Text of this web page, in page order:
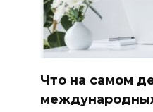
Что на самом